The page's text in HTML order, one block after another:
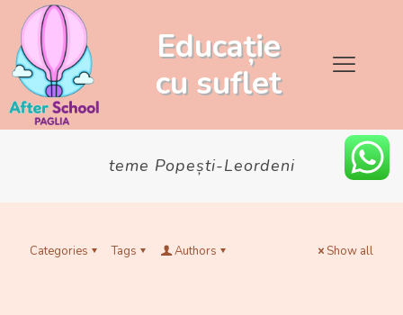
Educație
cu suflet
teme Popești-Leordeni
Categories Tags Authors Show all